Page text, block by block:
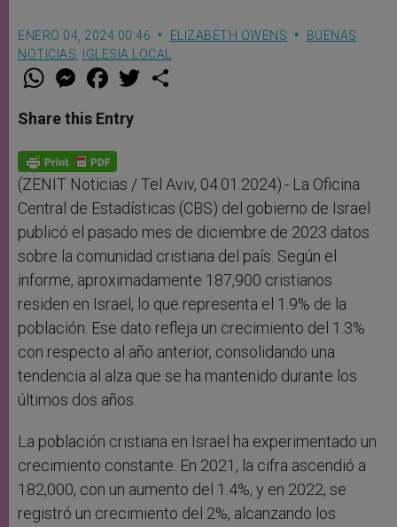
ENERO 04, 2024 00:46 ELIZABETH OWENS
BUENAS
NOTICIAS
IGLESIA LOCAL
W
t
s
p
p
M
e
s
e
g
e
r
F
a
e
b
o
k
w
Share this Entry
(ZENIT Noticias / Tel Aviv, 04.01.2024).- La Oficina
Central de Estadísticas (CBS) del gobierno de Israel
publicó el pasado mes de diciembre de 2023 datos
sobre la comunidad cristiana del país. Según el
informe, aproximadamente 187,900 cristianos
residen en Israel, lo que representa el 1.9% de la
población. Ese dato refleja un crecimiento del 1.3%
con respecto al año anterior, consolidando una
tendencia al alza que se ha mantenido durante los
últimos dos años.
La población cristiana en Israel ha experimentado un
crecimiento constante. En 2021, la cifra ascendió a
182,000, con un aumento del 1.4%, y en 2022, se
registró un crecimiento del 2%, alcanzando los